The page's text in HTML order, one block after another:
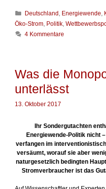
m
a
o
,
H
A
l
t
m
a
i
K
a
t
i
n
Deutschland , Energiewende,
Öko-Strom, Politik,
4 Kommentare
Was die
unterlässt
13. Oktober 2017
Ihr Sondergutachten
Energiewende-Politik nicht
verfangen im
versäumt, worauf sie aber
naturgesetzlich bedingten
Stromverbraucher ist das